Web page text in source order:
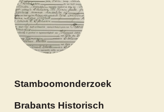
Stamboomonderzoek
Brabants Historisch